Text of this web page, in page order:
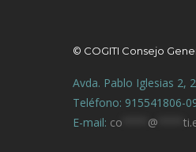
© COGITI Consejo
Avda. Pablo Iglesias 2,
Teléfono: 915541806-
E-mail: co @